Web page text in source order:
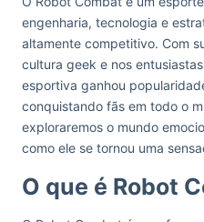
engenharia, tecnologia e
altamente competitivo. Com
cultura geek e nos
esportiva ganhou
conquistando fãs em todo o
exploraremos o mundo
como ele se tornou uma
O que é Robot